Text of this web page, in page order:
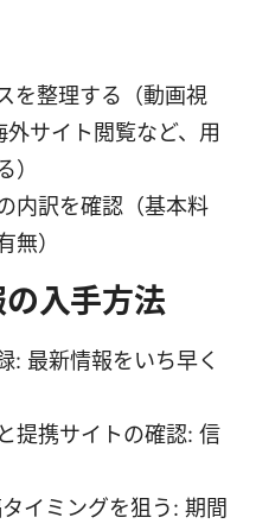
を整理する（動画視
外サイト閲覧など、用
）
内訳を確認（基本料
無）
入手方法
: 最新情報をいち早く
提携サイトの確認: 信
タイミングを狙う: 期間